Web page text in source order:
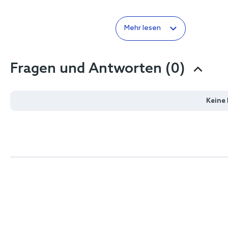
Mehr lesen
Fragen und Antworten (0)
Keine